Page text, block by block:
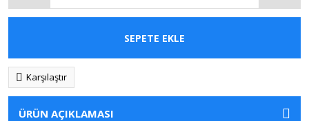
SEPETE EKLE
Karşılaştır
ÜRÜN AÇIKLAMASI